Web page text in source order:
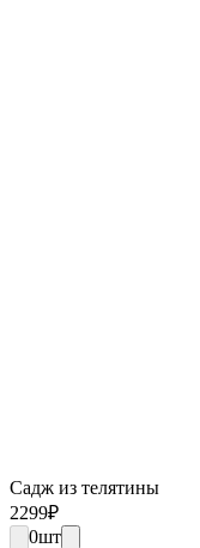
Садж из телятины
2299₽
0шт